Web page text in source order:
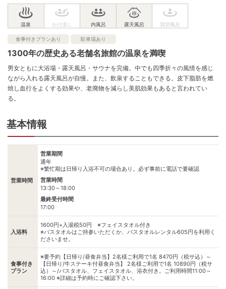
食事付きプランあり 駐車場あり
1300年の歴史ある老舗名旅館の温泉を満喫
男女ともに大浴場・露天風呂・サウナを完備。中でも四季折々の風情を感じ
ながら入れる露天風呂が自慢。また、飲泉することもできる。皮下脂肪を燃
焼し血行をよくする効果や、老廃物を減らし美肌効果もあると言われてい
る。
基本情報
営業時間
営業期間
通年
※繁忙期は日帰り入浴不可の場合あり。必ず事前に電話で要確認
営業時間
13:30～18:00
最終受付時間
17:00
入浴料
1600円+入湯税50円 ※フェイスタオル付き
※バスタオルはご持参いただくか、バスタオルレンタル605円を利用く
ださいませ。
食事付き
プラン
※要予約【日帰り/昼食弁当】2名様ご利用で1名 8470円（税サ込）～
【日帰り/牛ステーキ付昼食弁当】 2名様ご利用で1名 10890円（税サ
込）～/バスタオル、フェイスタオル、浴衣付き。ご利用時間11:00～
16:00 ※詳細は予約時にご確認下さい。